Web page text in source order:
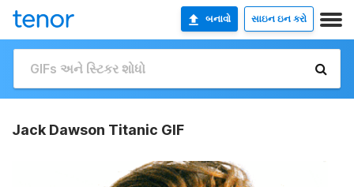
બનાવો સાઇન ઇન કરો
Jack Dawson Titanic GIF